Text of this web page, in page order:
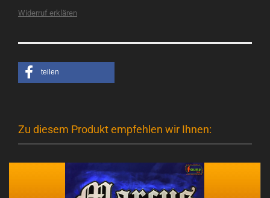
Widerruf erklären
teilen
Zu diesem Produkt empfehlen wir Ihnen: